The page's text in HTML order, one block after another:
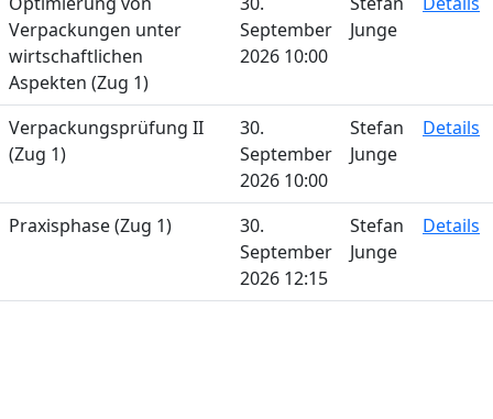
Verpackungen unter
wirtschaftlichen
Aspekten (Zug 1)
September
2026 10:00
Junge
Verpackungsprüfung II
(Zug 1)
30.
September
2026 10:00
Stefan
Junge
Details
Praxisphase (Zug 1)
30.
September
2026 12:15
Stefan
Junge
Details